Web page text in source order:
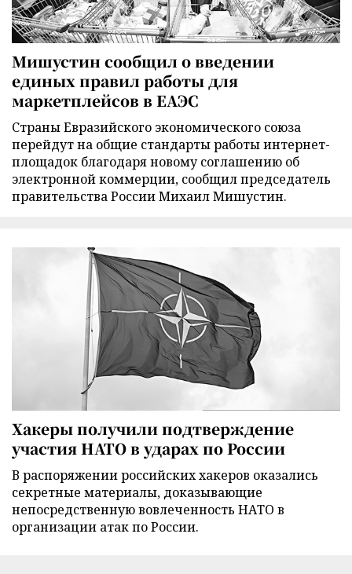
Мишустин сообщил о введении
единых правил работы для
маркетплейсов в ЕАЭС
Страны Евразийского экономического союза
перейдут на общие стандарты работы интернет-
площадок благодаря новому соглашению об
электронной коммерции, сообщил председатель
правительства России Михаил Мишустин.
Хакеры получили подтверждение
участия НАТО в ударах по России
В распоряжении российских хакеров оказались
секретные материалы, доказывающие
непосредственную вовлеченность НАТО в
организации атак по России.